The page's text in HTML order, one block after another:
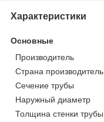
Характеристики
Основные
Производитель
Страна производитель
Сечение трубы
Наружный диаметр
Толщина стенки трубы